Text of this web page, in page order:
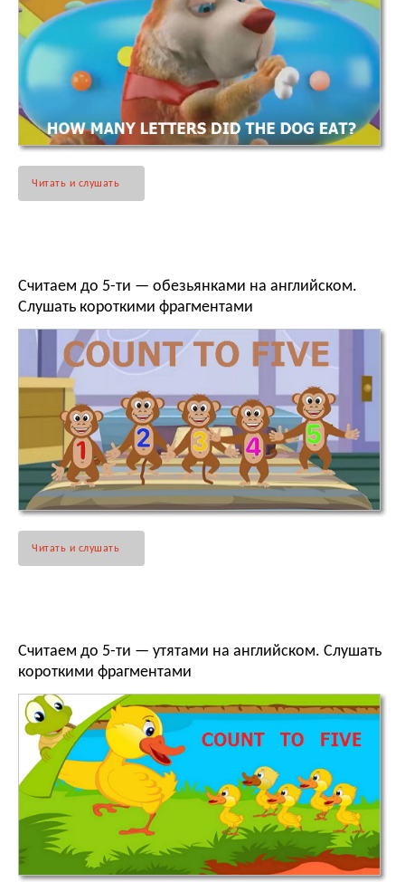
Читать и слушать
Считаем до 5-ти — обезьянками на английском.
Слушать короткими фрагментами
Читать и слушать
Считаем до 5-ти — утятами на английском. Слушать
короткими фрагментами